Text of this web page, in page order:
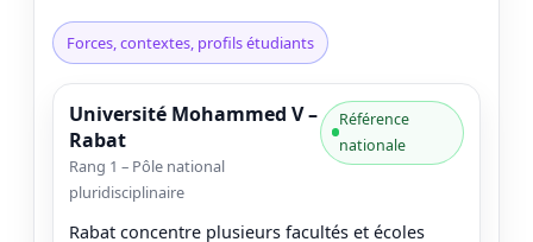
Forces, contextes, profils étudiants
Université Mohammed V –
Rabat
Rang 1 – Pôle national
pluridisciplinaire
Référence
nationale
Rabat concentre plusieurs facultés et écoles